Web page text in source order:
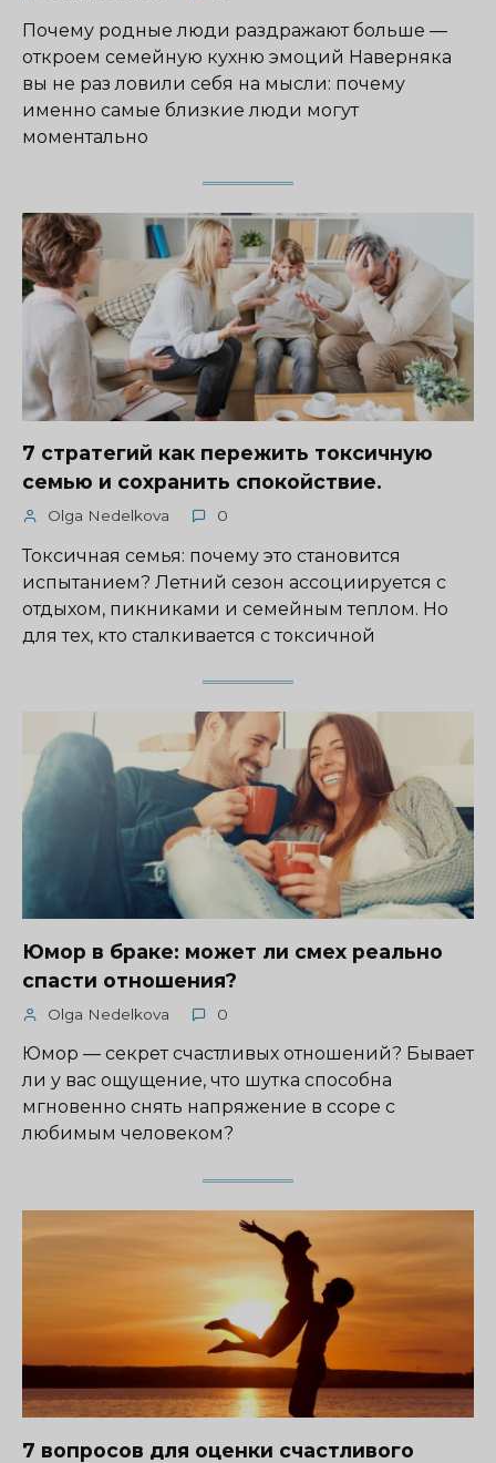
Почему родные люди раздражают больше —
откроем семейную кухню эмоций Наверняка
вы не раз ловили себя на мысли: почему
именно самые близкие люди могут
моментально
7 стратегий как пережить токсичную
семью и сохранить спокойствие.
Olga Nedelkova 0
Токсичная семья: почему это становится
испытанием? Летний сезон ассоциируется с
отдыхом, пикниками и семейным теплом. Но
для тех, кто сталкивается с токсичной
Юмор в браке: может ли смех реально
спасти отношения?
Olga Nedelkova 0
Юмор — секрет счастливых отношений? Бывает
ли у вас ощущение, что шутка способна
мгновенно снять напряжение в ссоре с
любимым человеком?
7 вопросов для оценки счастливого